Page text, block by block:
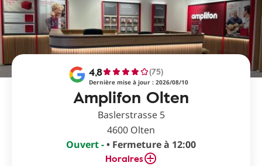
Amplifon Olten
4,8 (75)
Dernière mise à jour : 2026/08/10
Baslerstrasse 5
4600 Olten
Ouvert -• Fermeture à 12:00
Horaires